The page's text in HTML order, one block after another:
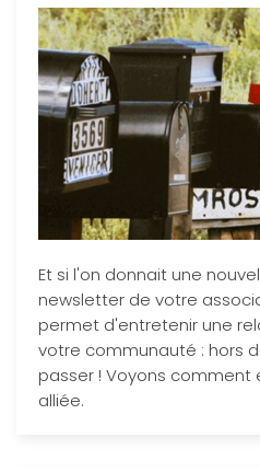
Et si l'on donnait une
newsletter de votre
permet d'entretenir une
votre communauté : hors
passer ! Voyons comment
alliée.